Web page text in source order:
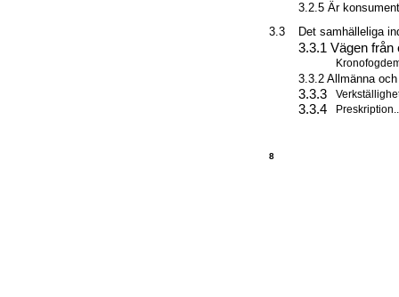
3.2.5 Är
3.3
Det samhälleliga
3.3.1 Vägen från
3.3.2 Allmänna
3.3.3 Verkställighet
3.3.4
8